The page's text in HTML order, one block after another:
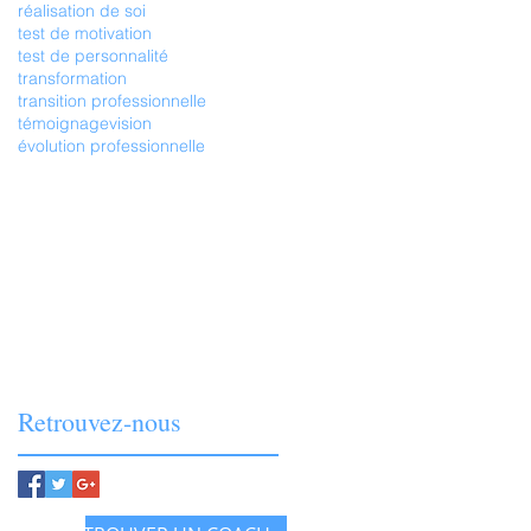
réalisation de soi
test de motivation
test de personnalité
transformation
transition professionnelle
témoignagevision
évolution professionnelle
Retrouvez-nous